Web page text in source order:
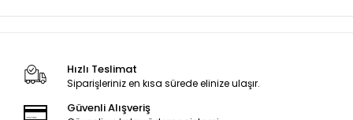
Hızlı Teslimat
Siparişleriniz en kısa sürede elinize ulaşır.
Güvenli Alışveriş